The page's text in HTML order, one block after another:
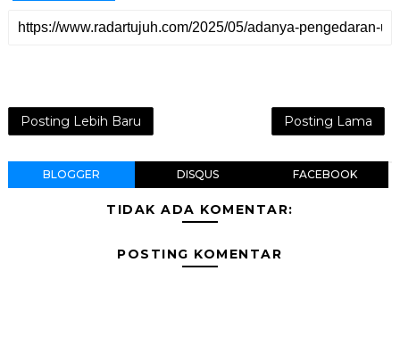
Posting Lebih Baru Posting Lama
BLOGGER DISQUS FACEBOOK
TIDAK ADA KOMENTAR:
POSTING KOMENTAR